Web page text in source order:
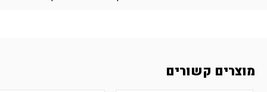
מוצרים קשורים